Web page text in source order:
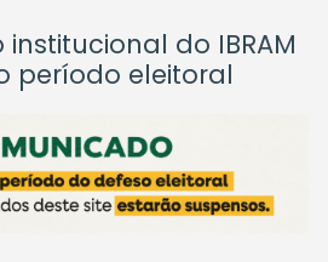
do IBRAM
período eleitoral